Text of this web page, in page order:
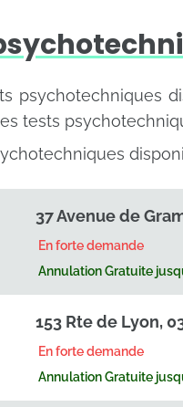
psychotechniques
tests
37 Avenue de
En forte demande
Annulation Gratuite
153 Rte de Lyon,
En forte demande
Annulation Gratuite